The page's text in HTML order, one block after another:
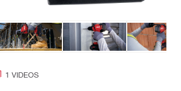
1 VIDEOS